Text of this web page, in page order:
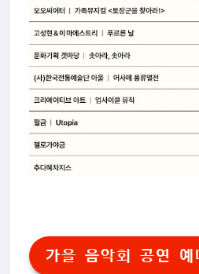
가을 음악회 공연 예